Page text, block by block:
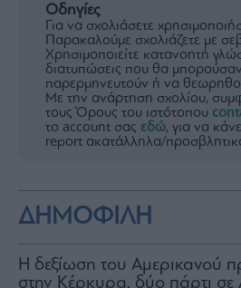
Οδηγίες
Για να σχολιάσετε
Παρακαλούμε σχολιάζετε με
Χρησιμοποιείτε κατανοητή
διατυπώσεις που θα
παρερμηνευτούν ή να
Με την ανάρτηση σχολίου,
τους Όρους του ιστότοπου
το account σας εδώ, για να
report ακατάλληλα/
ΔΗΜΟΦΙΛΗ
H δεξίωση του Αμερικανού
στην Κέρκυρα, δύο πάρτι σε